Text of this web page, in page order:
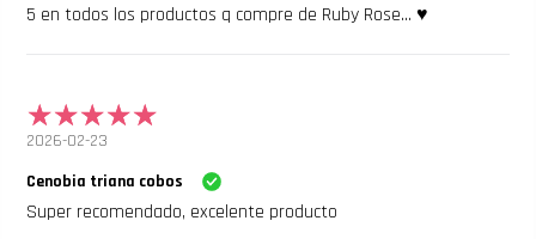
5 en todos los productos q compre de Ruby Rose... ♥️
2026-02-23
Cenobia triana cobos
Super recomendado, excelente producto